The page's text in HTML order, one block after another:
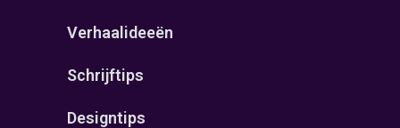
Verhaalideeën
Schrijftips
Designtips